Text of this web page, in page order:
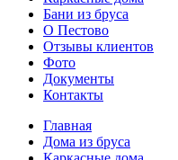
Бани из бруса
О Пестово
Отзывы клиентов
Фото
Документы
Контакты
Главная
Дома из бруса